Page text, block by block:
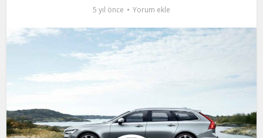
5 yıl önce Yorum ekle